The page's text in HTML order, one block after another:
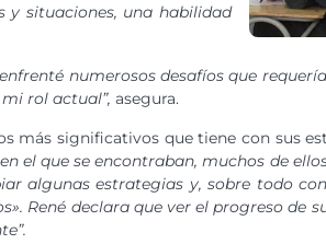
y situaciones, una habilidad
numerosos desafíos que
rol actual”, asegura.
más significativos que tiene con sus
el que se encontraban, muchos de
algunas estrategias y, sobre todo
René declara que ver el progreso de